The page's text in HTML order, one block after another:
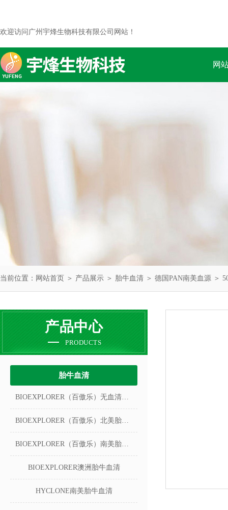
欢迎访问广州宇烽生物科技有限公司网站！
网
当前位置： 网站首页 ＞ 产品展示 ＞ 胎牛血清 ＞ 德国PAN南美血源 ＞
产品中心
PRODUCTS
胎牛血清
BIOEXPLORER（百傲乐）无血清冻存液
BIOEXPLORER（百傲乐）北美胎牛血清
BIOEXPLORER（百傲乐）南美胎牛血清
BIOEXPLORER澳洲胎牛血清
HYCLONE南美胎牛血清